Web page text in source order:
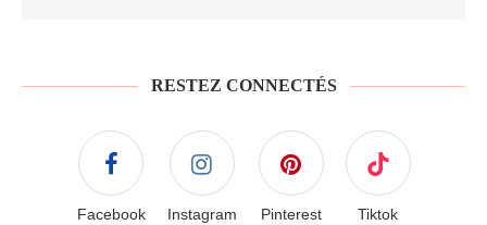
RESTEZ CONNECTÉS
Facebook Instagram Pinterest Tiktok